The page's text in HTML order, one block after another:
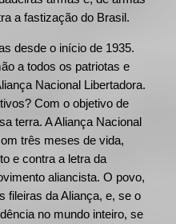
a fastização do Brasil.
desde o início de 1935.
a todos os patriotas e
Nacional Libertadora.
Com o objetivo de
terra. A Aliança Nacional
três meses de vida,
e contra a letra da
aliancista. O povo,
fileiras da Aliança, e, se o
no mundo inteiro, se